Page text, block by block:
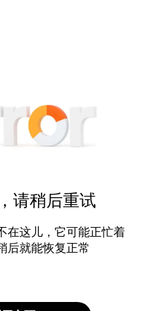
请稍后重试
在这儿，它可能正忙着
后就能恢复正常